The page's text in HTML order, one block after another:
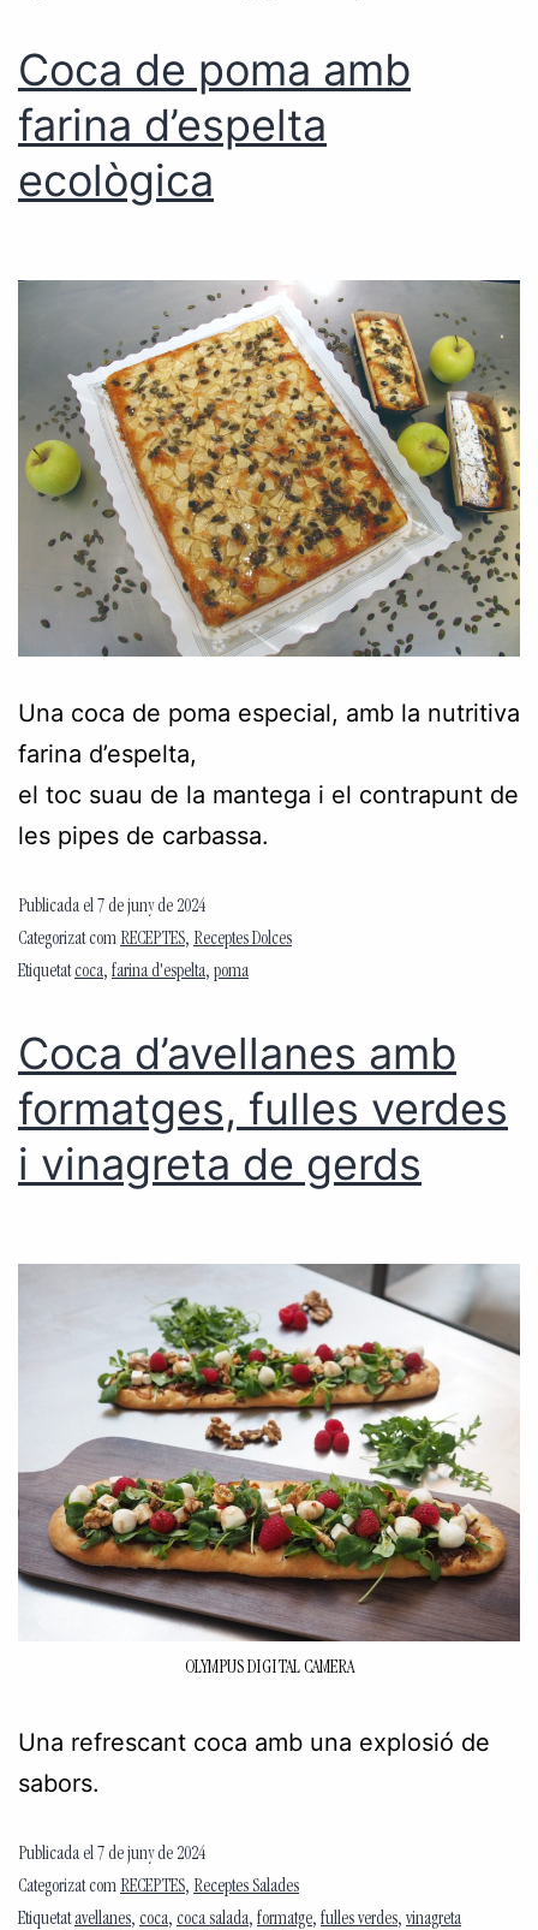
Coca de poma amb
farina d’espelta
ecològica
Una coca de poma especial, amb la nutritiva
farina d’espelta,
el toc suau de la mantega i el contrapunt de
les pipes de carbassa.
Publicada el 7 de juny de 2024
Categorizat com RECEPTES, Receptes Dolces
Etiquetatcoca, farina d'espelta, poma
Coca d’avellanes amb
formatges, fulles verdes
i vinagreta de gerds
OLYMPUS DIGITAL CAMERA
Una refrescant coca amb una explosió de
sabors.
Publicada el 7 de juny de 2024
Categorizat com RECEPTES, Receptes Salades
Etiquetatavellanes, coca, coca salada, formatge, fulles verdes, vinagreta